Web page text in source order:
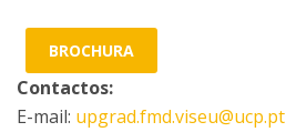
BROCHURA
Contactos:
E-mail: upgrad.fmd.viseu@ucp.pt